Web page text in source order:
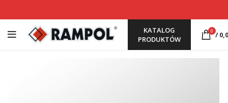
KATALOG
PRODUKTÓW
0 /